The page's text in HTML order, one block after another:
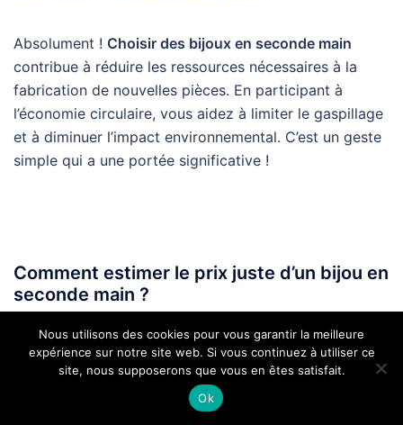
Absolument ! Choisir des bijoux en seconde main
contribue à réduire les ressources nécessaires à la
fabrication de nouvelles pièces. En participant à
l’économie circulaire, vous aidez à limiter le gaspillage
et à diminuer l’impact environnemental. C’est un geste
simple qui a une portée significative !
Comment estimer le prix juste d’un bijou en
seconde main ?
Pour évaluer le prix d’un bijou, différenciez les facteurs
influents, comme l’état, la provenance et la marque.
sur différentes plateformes peut
Nous utilisons des cookies pour vous garantir la meilleure
expérience sur notre site web. Si vous continuez à utiliser ce
site, nous supposerons que vous en êtes satisfait.
Ok